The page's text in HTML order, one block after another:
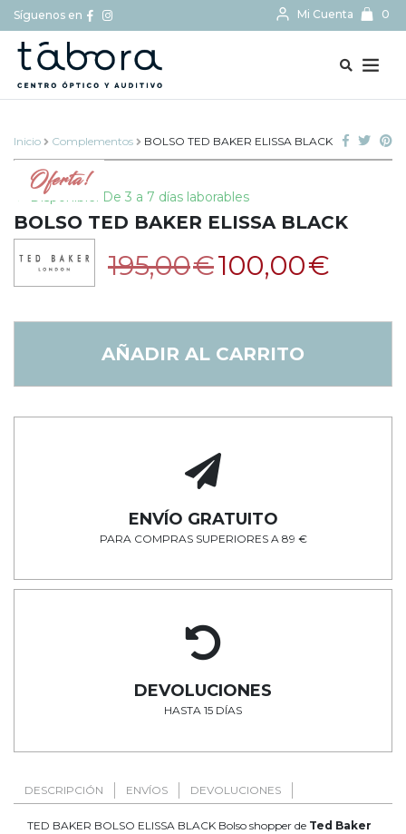
Síguenos en Mi Cuenta 0
Inicio Complementos BOLSO TED BAKER ELISSA BLACK
Oferta!
Disponible: De 3 a 7 días laborables
BOLSO TED BAKER ELISSA BLACK
195,00€ El
precio
100,00€El
precio
AÑADIR AL CARRITO
ENVÍO GRATUITO
PARA COMPRAS SUPERIORES A 89 €
DEVOLUCIONES
HASTA 15 DÍAS
DESCRIPCIÓN ENVÍOS DEVOLUCIONES
TED BAKER BOLSO ELISSA BLACK Bolso shopper de Ted Baker